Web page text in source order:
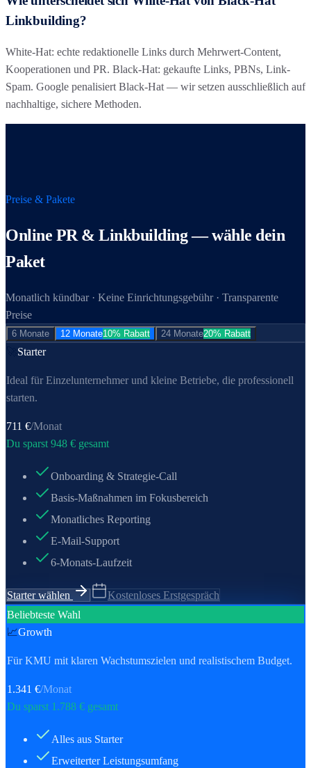
Linkbuilding?
White-Hat: echte redaktionelle Links durch Mehrwert-Content,
Kooperationen und PR. Black-Hat: gekaufte Links, PBNs, Link-
Spam. Google penalisiert Black-Hat — wir setzen ausschließlich auf
nachhaltige, sichere Methoden.
Preise & Pakete
Online PR & Linkbuilding— wähle dein
Paket
Monatlich kündbar · Keine Einrichtungsgebühr · Transparente
Preise
6 Monate 12 Monate10% Rabatt 24 Monate20% Rabatt
Starter
Ideal für Einzel­unternehmer und kleine Betriebe, die professionell
starten.
711 €/Monat
Du sparst 948 € gesamt
Onboarding & Strategie-Call
Basis-Maßnahmen im Fokusbereich
Monatliches Reporting
E-Mail-Support
6-Monats-Laufzeit
Starter wählen
Kostenloses Erstgespräch
Beliebteste Wahl
📈Growth
Für KMU mit klaren Wachstumszielen und realistischem Budget.
1.341 €/Monat
Du sparst 1.788 € gesamt
Alles aus Starter
Erweiterter Leistungsumfang